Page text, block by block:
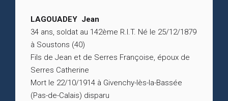
LAGOUADEY Jean
34 ans, soldat au 142ème R.I.T. Né le 25/12/1879
à Soustons (40)
Fils de Jean et de Serres Françoise, époux de
Serres Catherine
Mort le 22/10/1914 à Givenchy-lès-la-Bassée
(Pas-de-Calais) disparu